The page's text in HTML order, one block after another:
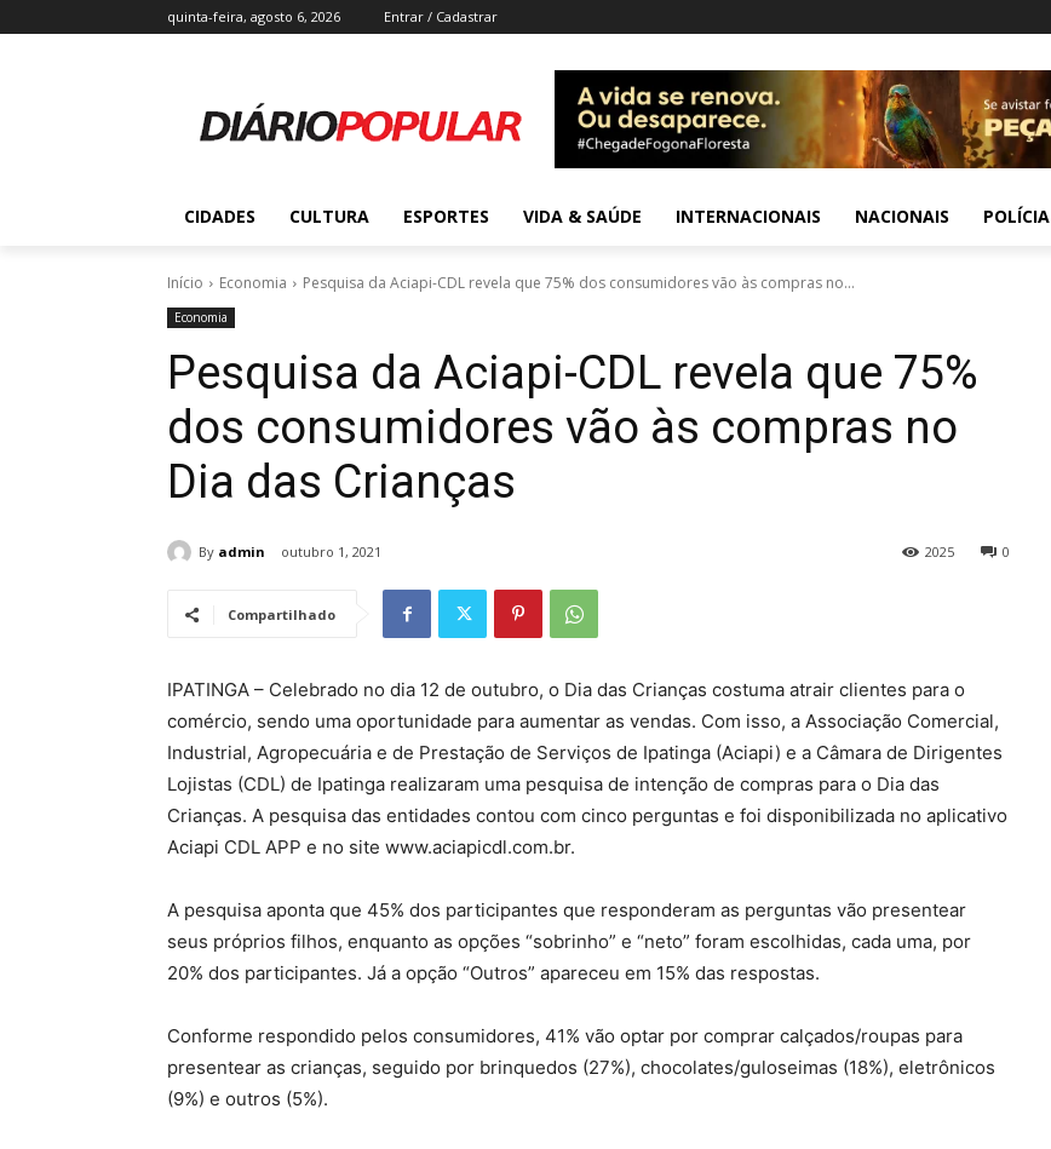
quinta-feira, agosto 6, 2026 Entrar / Cadastrar
CIDADES CULTURA ESPORTES VIDA & SAÚDE INTERNACIONAIS NACIONAIS POLÍCIA
Início Economia Pesquisa da Aciapi-CDL revela que 75% dos consumidores vão às compras no...
Economia
Pesquisa da Aciapi-CDL revela que 75%
dos consumidores vão às compras no
Dia das Crianças
By admin outubro 1, 2021 0
2025
Compartilhado
IPATINGA – Celebrado no dia 12 de outubro, o Dia das Crianças costuma atrair clientes para o
comércio, sendo uma oportunidade para aumentar as vendas. Com isso, a Associação Comercial,
Industrial, Agropecuária e de Prestação de Serviços de Ipatinga (Aciapi) e a Câmara de Dirigentes
Lojistas (CDL) de Ipatinga realizaram uma pesquisa de intenção de compras para o Dia das
Crianças. A pesquisa das entidades contou com cinco perguntas e foi disponibilizada no aplicativo
Aciapi CDL APP e no site www.aciapicdl.com.br.
A pesquisa aponta que 45% dos participantes que responderam as perguntas vão presentear
seus próprios filhos, enquanto as opções “sobrinho” e “neto” foram escolhidas, cada uma, por
20% dos participantes. Já a opção “Outros” apareceu em 15% das respostas.
Conforme respondido pelos consumidores, 41% vão optar por comprar calçados/roupas para
presentear as crianças, seguido por brinquedos (27%), chocolates/guloseimas (18%), eletrônicos
(9%) e outros (5%).